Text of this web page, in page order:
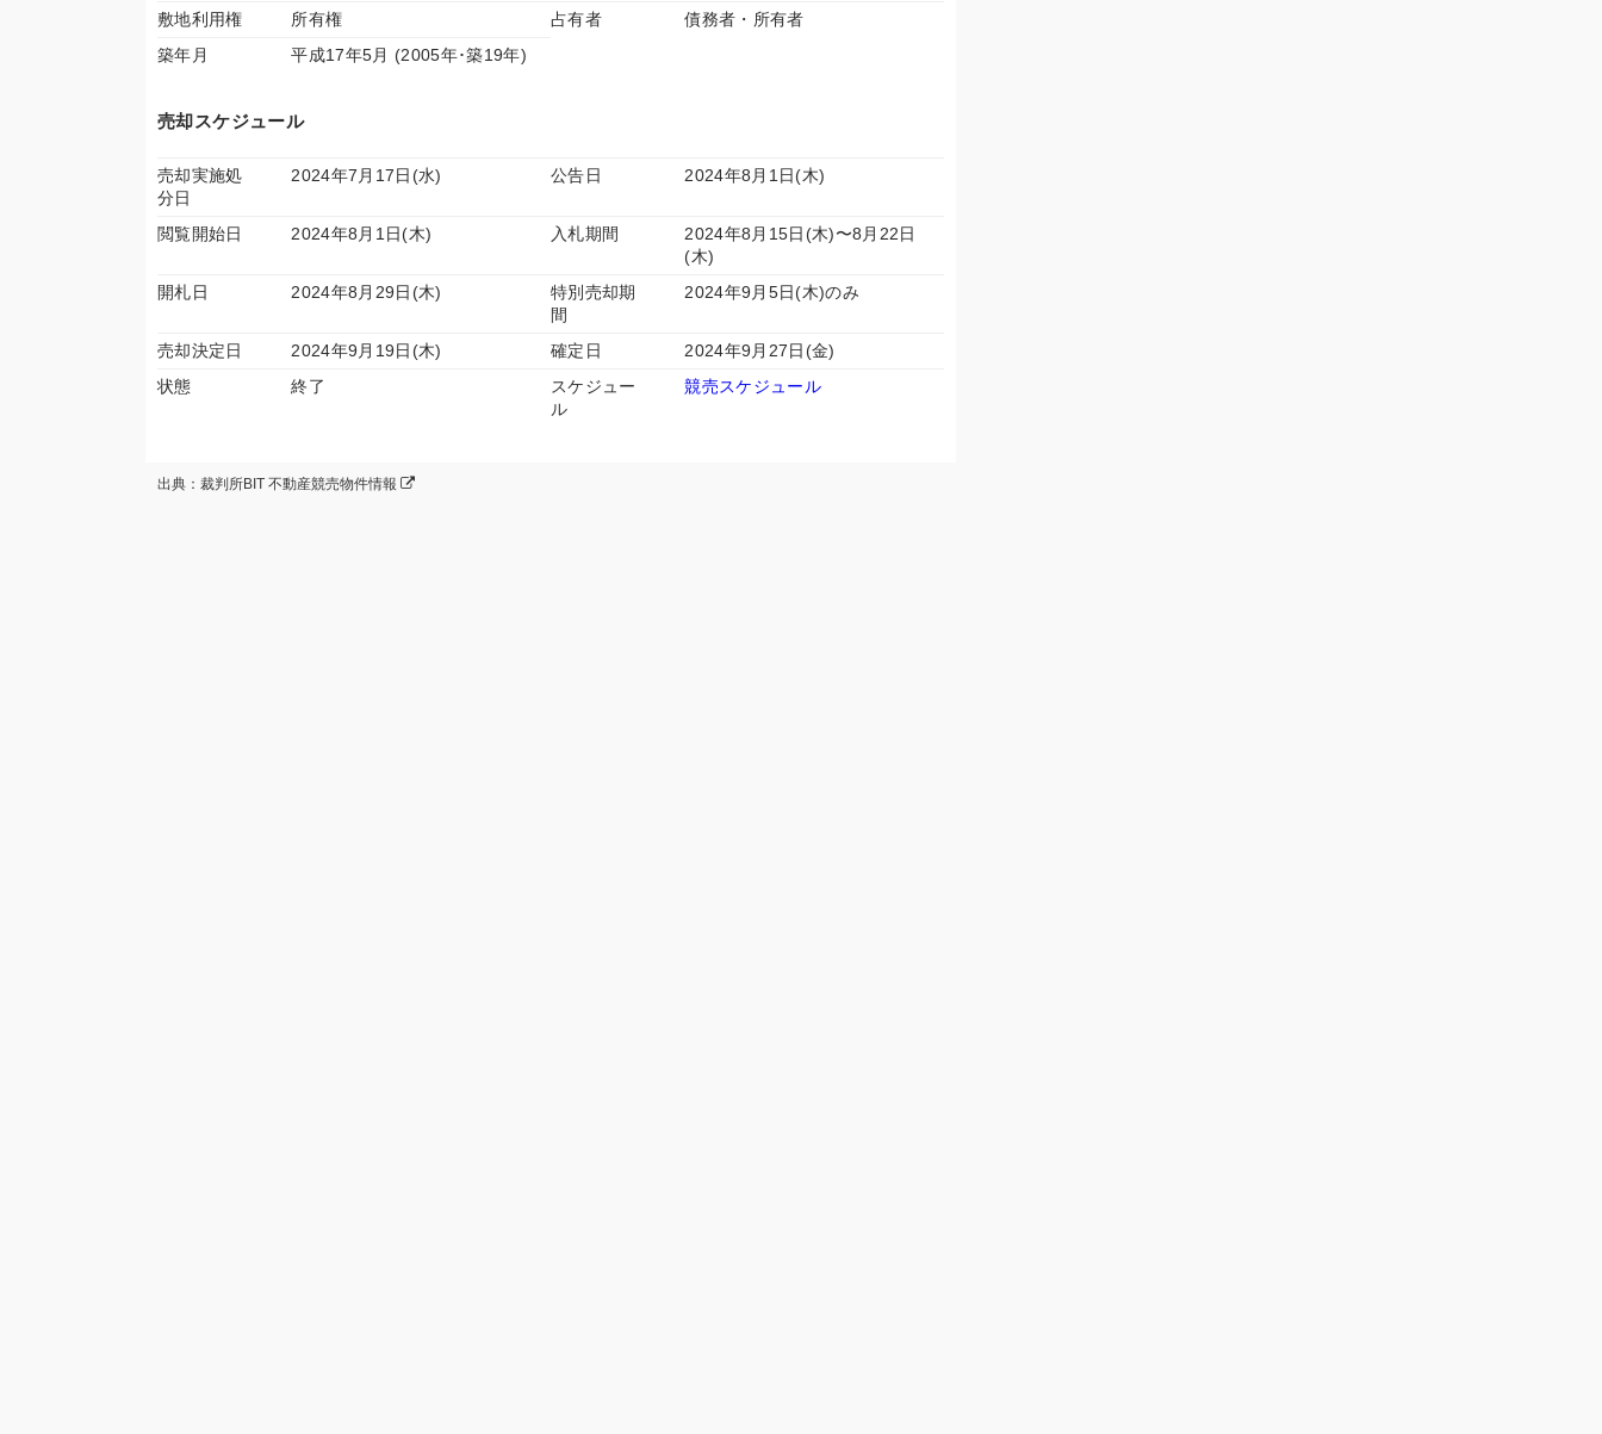
敷地利用権 所有権 占有者
債務者・所有者
築年月
平成17年5月 (2005年･築19年)
売却スケジュール
売却実施処
分日
2024年7月17日(水) 公告日 2024年8月1日(木)
閲覧開始日 2024年8月1日(木) 入札期間
2024年8月15日(木)〜8月22日
(木)
開札日
2024年8月29日(木)
特別売却期
間
2024年9月5日(木)のみ
売却決定日 2024年9月19日(木) 確定日
2024年9月27日(金)
状態
終了
スケジュー
ル
競売スケジュール
出典：裁判所BIT 不動産競売物件情報